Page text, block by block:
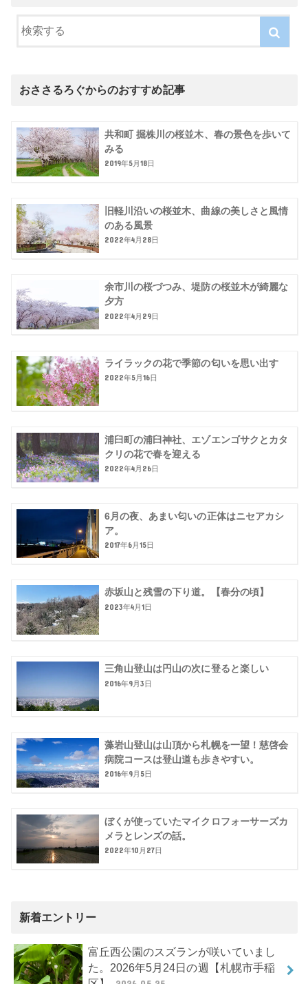
おささるろぐからのおすすめ記事
共和町 掘株川の桜並木、春の景色を歩いて
みる
2019年5月18日
旧軽川沿いの桜並木、曲線の美しさと風情
のある風景
2022年4月28日
余市川の桜づつみ、堤防の桜並木が綺麗な
夕方
2022年4月29日
ライラックの花で季節の匂いを思い出す
2022年5月16日
浦臼町の浦臼神社、エゾエンゴサクとカタ
クリの花で春を迎える
2022年4月26日
6月の夜、あまい匂いの正体はニセアカシ
ア。
2017年6月15日
赤坂山と残雪の下り道。【春分の頃】
2023年4月1日
三角山登山は円山の次に登ると楽しい
2016年9月3日
藻岩山登山は山頂から札幌を一望！慈啓会
病院コースは登山道も歩きやすい。
2016年9月5日
ぼくが使っていたマイクロフォーサーズカ
メラとレンズの話。
2022年10月27日
新着エントリー
富丘西公園のスズランが咲いていまし
た。2026年5月24日の週【札幌市手稲